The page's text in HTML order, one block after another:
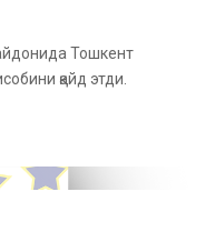
Тошкент
қайд этди.